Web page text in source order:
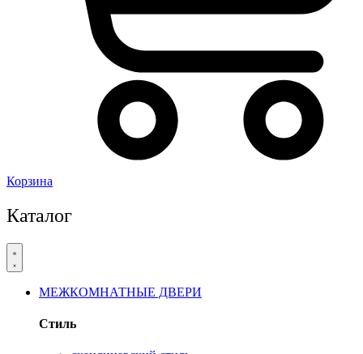
Корзина
Каталог
МЕЖКОМНАТНЫЕ ДВЕРИ
Стиль